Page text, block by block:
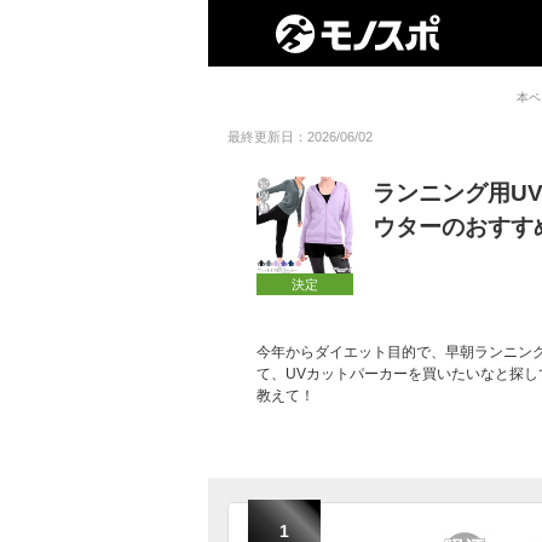
本
最終更新日：2026/06/02
決定
ランニング用
ウターのおすす
今年からダイエット目的で、早朝ランニン
て、UVカットパーカーを買いたいなと探
教えて！
1